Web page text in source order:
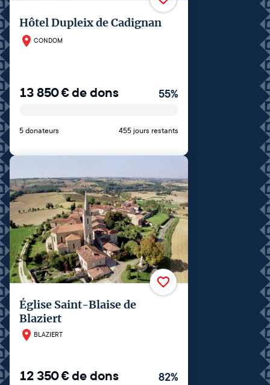
Hôtel Dupleix de Cadignan
CONDOM
13 850€de dons 55%
5 donateurs 455 jours restants
Église Saint-Blaise de
Blaziert
BLAZIERT
12 350€de dons 82%